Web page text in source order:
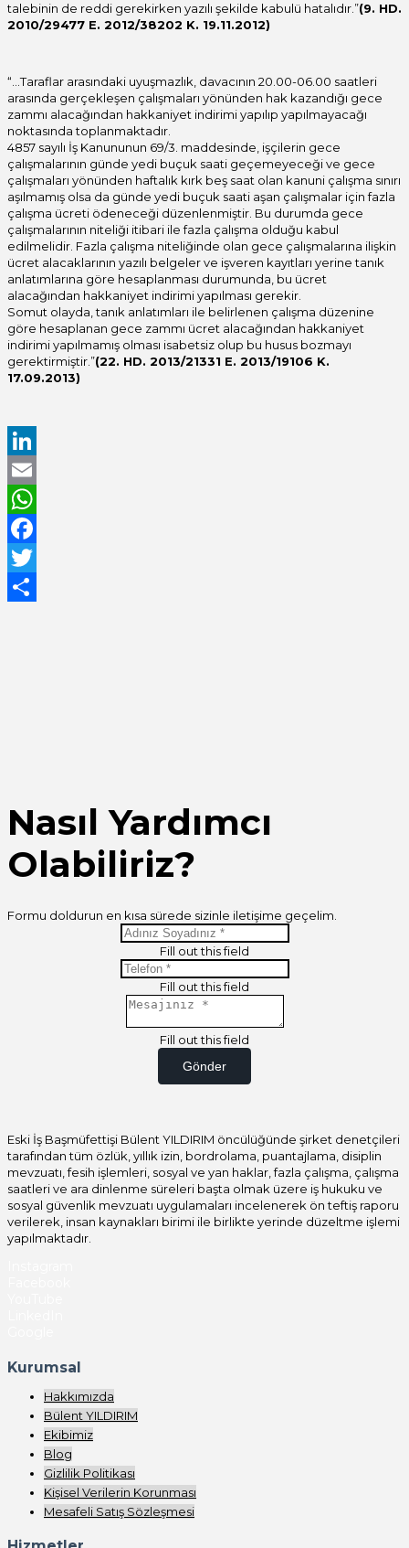
talebinin de reddi gerekirken yazılı şekilde kabulü hatalıdır.”(9. HD.
2010/29477 E. 2012/38202 K. 19.11.2012)
“…Taraflar arasındaki uyuşmazlık, davacının 20.00-06.00 saatleri
arasında gerçekleşen çalışmaları yönünden hak kazandığı gece
zammı alacağından hakkaniyet indirimi yapılıp yapılmayacağı
noktasında toplanmaktadır.
4857 sayılı İş Kanununun 69/3. maddesinde, işçilerin gece
çalışmalarının günde yedi buçuk saati geçemeyeceği ve gece
çalışmaları yönünden haftalık kırk beş saat olan kanuni çalışma sınırı
aşılmamış olsa da günde yedi buçuk saati aşan çalışmalar için fazla
çalışma ücreti ödeneceği düzenlenmiştir. Bu durumda gece
çalışmalarının niteliği itibari ile fazla çalışma olduğu kabul
edilmelidir. Fazla çalışma niteliğinde olan gece çalışmalarına ilişkin
ücret alacaklarının yazılı belgeler ve işveren kayıtları yerine tanık
anlatımlarına göre hesaplanması durumunda, bu ücret
alacağından hakkaniyet indirimi yapılması gerekir.
Somut olayda, tanık anlatımları ile belirlenen çalışma düzenine
göre hesaplanan gece zammı ücret alacağından hakkaniyet
indirimi yapılmamış olması isabetsiz olup bu husus bozmayı
gerektirmiştir.”(22. HD. 2013/21331 E. 2013/19106 K.
17.09.2013)
LinkedIn
Email
WhatsApp
Facebook
Twitter
Nasıl Yardımcı
Olabiliriz?
Formu doldurun en kısa sürede sizinle iletişime geçelim.
Fill out this field
Fill out this field
Fill out this field
Gönder
Eski İş Başmüfettişi Bülent YILDIRIM öncülüğünde şirket denetçileri
tarafından tüm özlük, yıllık izin, bordrolama, puantajlama, disiplin
mevzuatı, fesih işlemleri, sosyal ve yan haklar, fazla çalışma, çalışma
saatleri ve ara dinlenme süreleri başta olmak üzere iş hukuku ve
sosyal güvenlik mevzuatı uygulamaları incelenerek ön teftiş raporu
verilerek, insan kaynakları birimi ile birlikte yerinde düzeltme işlemi
yapılmaktadır.
Kurumsal
Hakkımızda
Bülent YILDIRIM
Ekibimiz
Blog
Gizlilik Politikası
Kişisel Verilerin Korunması
Mesafeli Satış Sözleşmesi